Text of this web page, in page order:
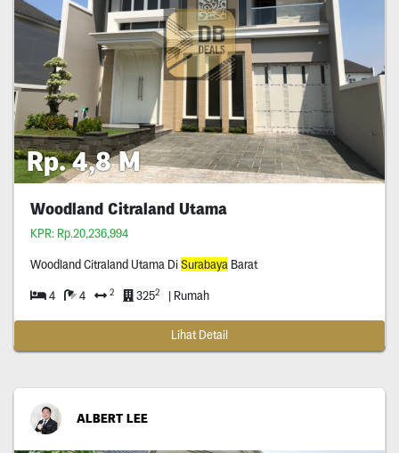
Rp. 4,8 M
Woodland Citraland Utama
KPR: Rp.20,236,994
Woodland Citraland Utama DiSurabaya Barat
4 4 2 3252 | Rumah
Lihat Detail
ALBERT LEE